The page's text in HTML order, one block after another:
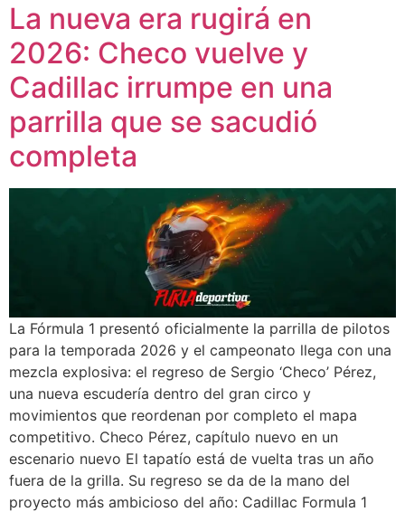
La nueva era rugirá en
2026: Checo vuelve y
Cadillac irrumpe en una
parrilla que se sacudió
completa
La Fórmula 1 presentó oficialmente la parrilla de pilotos
para la temporada 2026 y el campeonato llega con una
mezcla explosiva: el regreso de Sergio ‘Checo’ Pérez,
una nueva escudería dentro del gran circo y
movimientos que reordenan por completo el mapa
competitivo. Checo Pérez, capítulo nuevo en un
escenario nuevo El tapatío está de vuelta tras un año
fuera de la grilla. Su regreso se da de la mano del
proyecto más ambicioso del año: Cadillac Formula 1